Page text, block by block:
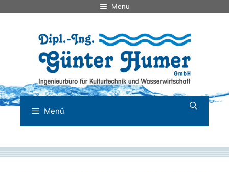
Menu
Menü